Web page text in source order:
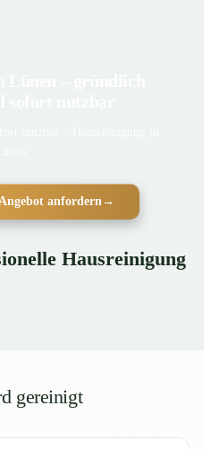
anfordern →
Hausreinigung
gereinigt